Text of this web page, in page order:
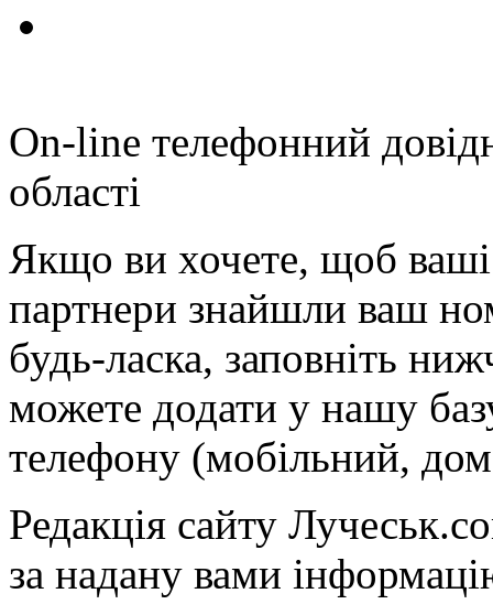
On-line телефонний
області
Якщо ви хочете, щоб ваші
партнери знайшли ваш
будь-ласка, заповніть
можете додати у нашу
телефону (мобільний,
Редакція сайту
за надану вами